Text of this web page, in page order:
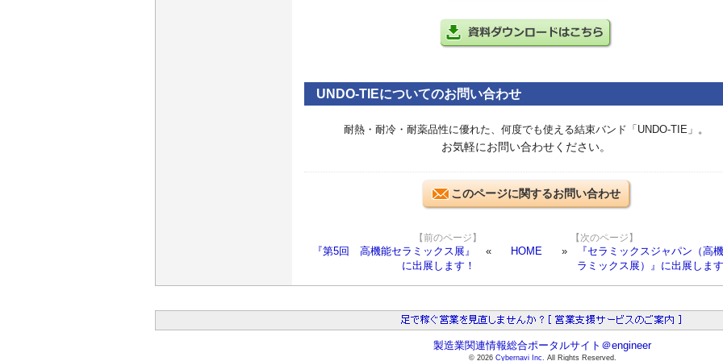
UNDO-TIEについてのお問い合わせ
耐熱・耐冷・耐薬品性に優れた、何度でも使える結束バンド「UNDO-TIE」。
お気軽にお問い合わせください。
このページに関するお問い合わせ
【前のページ】
『第5回 高機能セラミックス展』
に出展します！
HOME
【次のページ】
『セラミックスジャパン（高
ラミックス展）』に出展します
製造業関連情報総合ポータルサイト＠engineer
© 2026 Cybernavi Inc. All Rights Reserved.